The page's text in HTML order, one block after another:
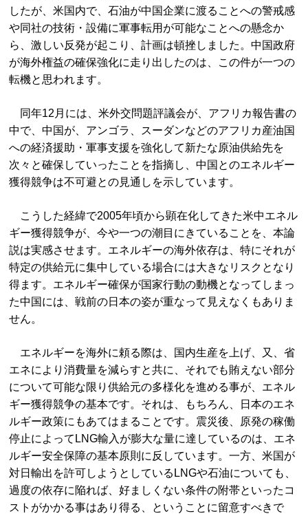
したが、米国内で、石油が中国企業に渡ることへの警戒感
や同社の技術・設備に軍事転用が可能なことへの懸念か
ら、激しい反発が起こり、計画は頓挫しました。中国政府
が海外権益の確保強化に走り出したのは、この件が一つの
転機と思われます。
同年12月には、米外交問題評議会が、アフリカ報告書の
中で、中国が、アンゴラ、スーダンなどのアフリカ産油国
への経済援助・軍事支援を強化して新たな原油供給先を
次々と確保していったことを指摘し、中国とのエネルギー
獲得競争は不可避との見通しを示しています。
こうした経緯で2005年頃から顕在化してきた米中エネル
ギー獲得競争が、今や一つの潮目にきていることを、本論
説は実感させます。エネルギーの海外依存は、特にそれが
特定の供給元に集中している場合には大きなリスクとなり
得ます。エネルギー確保が国家行動の動機となってしまっ
た中国には、戦前の日本の姿が重なって見えなくもありま
せん。
エネルギーを海外に頼る際は、国内生産を上げ、又、省
エネにより消費量を減らすと共に、それでも賄えない部分
について可能な限り供給元の多様化を進める事が、エネル
ギー獲得競争の基本です。それは、もちろん、日本のエネ
ルギー政策にもあてはまることです。震災後、原発の稼働
停止によってLNG輸入が膨大な量に達しているのは、エネ
ルギー安全保障の基本原則に反しています。一方、米国が
対日輸出を許可しようとしているLNGや石油についても、
過度の依存に陥れば、好ましくない条件の附帯といったコ
ストがかかる事はあり得る、ということに留意すべきで